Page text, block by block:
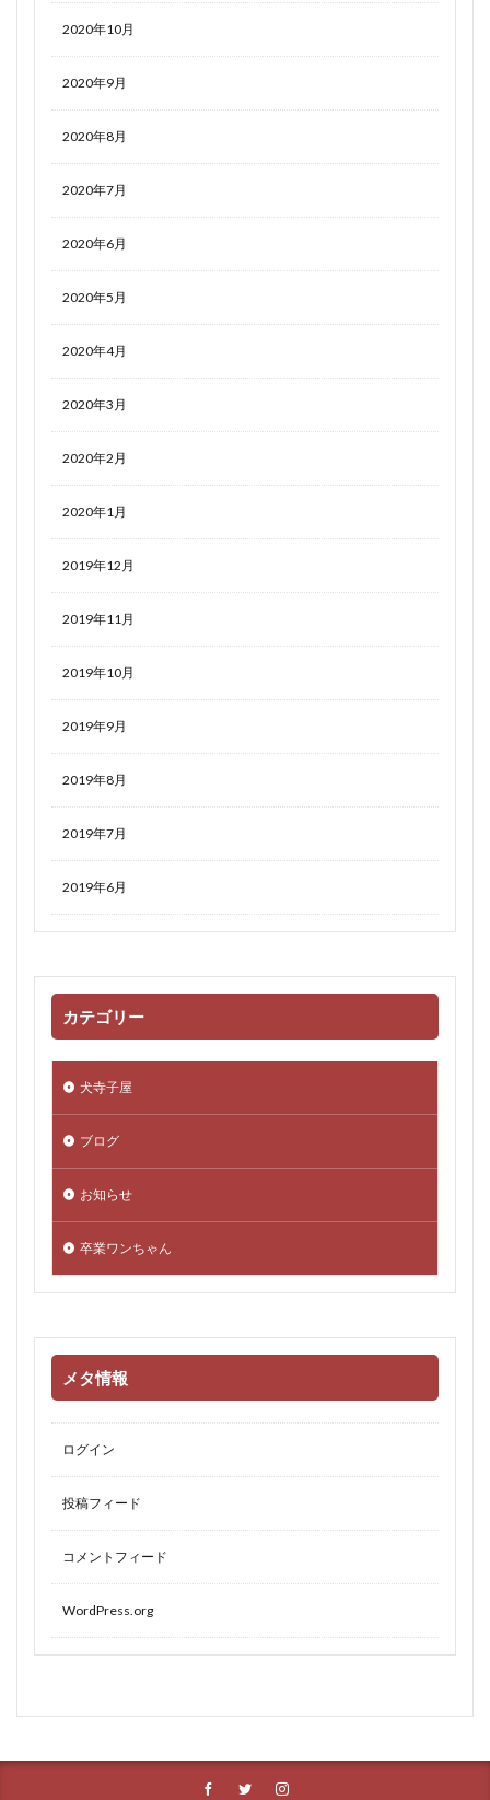
2020年10月
2020年9月
2020年8月
2020年7月
2020年6月
2020年5月
2020年4月
2020年3月
2020年2月
2020年1月
2019年12月
2019年11月
2019年10月
2019年9月
2019年8月
2019年7月
2019年6月
カテゴリー
犬寺子屋
ブログ
お知らせ
卒業ワンちゃん
メタ情報
ログイン
投稿フィード
コメントフィード
WordPress.org